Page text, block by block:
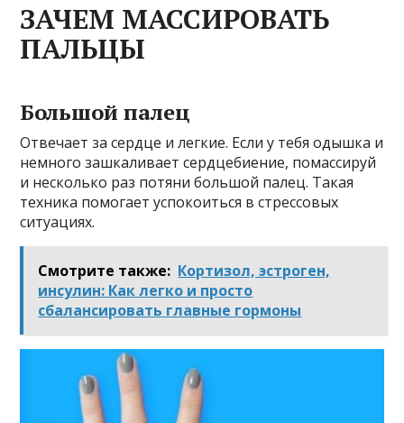
ЗАЧЕМ МАССИРОВАТЬ
ПАЛЬЦЫ
Большой палец
Отвечает за сердце и легкие. Если у тебя одышка и
немного зашкаливает сердцебиение, помассируй
и несколько раз потяни большой палец. Такая
техника помогает успокоиться в стрессовых
ситуациях.
Смотрите также: Кортизол, эстроген,
инсулин: Как легко и просто
сбалансировать главные гормоны